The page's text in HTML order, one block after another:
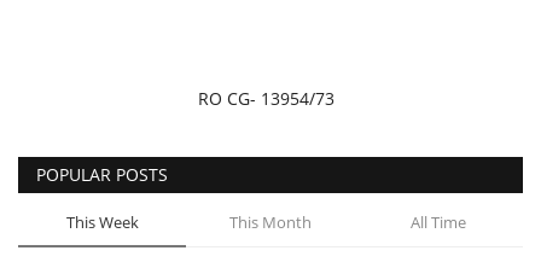
राजस्थान
पंजाब
RO CG- 13954/73
POPULAR POSTS
This Week This Month All Time